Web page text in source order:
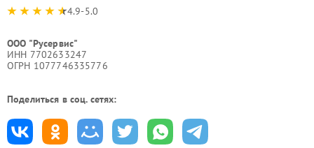
4.9-5.0
ООО "Русервис"
ИНН 7702633247
ОГРН 1077746335776
Поделиться в соц. сетях: